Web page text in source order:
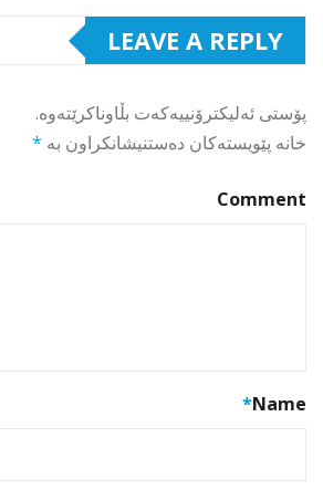
LEAVE A REPLY
پۆستی ئەلیکترۆنییەکەت بڵاوناکرێتەوە.
خانە پێویستەکان دەستنیشانکراون بە *
Comment
Name
*